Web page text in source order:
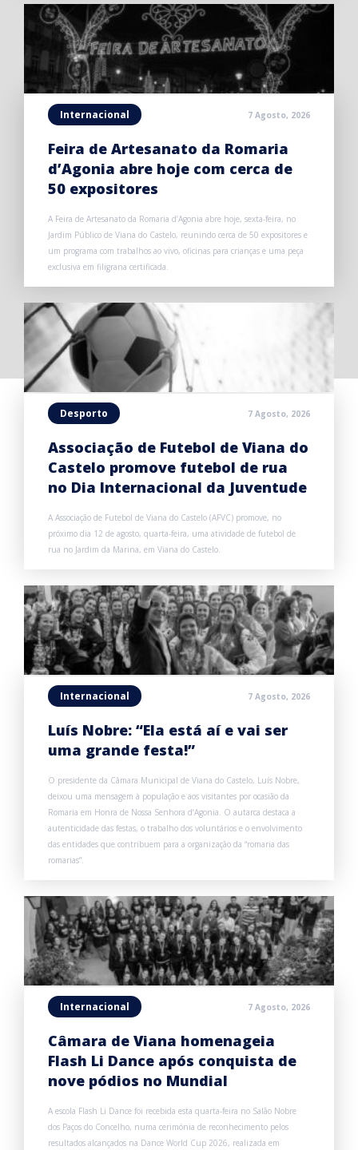
Internacional 7 Agosto, 2026
Feira de Artesanato da Romaria
d’Agonia abre hoje com cerca de
50 expositores
A Feira de Artesanato da Romaria d’Agonia abre hoje, sexta-feira, no
Jardim Público de Viana do Castelo, reunindo cerca de 50 expositores e
um programa com trabalhos ao vivo, oficinas para crianças e uma peça
exclusiva em filigrana certificada.
Desporto 7 Agosto, 2026
Associação de Futebol de Viana do
Castelo promove futebol de rua
no Dia Internacional da Juventude
A Associação de Futebol de Viana do Castelo (AFVC) promove, no
próximo dia 12 de agosto, quarta-feira, uma atividade de futebol de
rua no Jardim da Marina, em Viana do Castelo.
Internacional 7 Agosto, 2026
Luís Nobre: “Ela está aí e vai ser
uma grande festa!”
O presidente da Câmara Municipal de Viana do Castelo, Luís Nobre,
deixou uma mensagem à população e aos visitantes por ocasião da
Romaria em Honra de Nossa Senhora d’Agonia. O autarca destaca a
autenticidade das festas, o trabalho dos voluntários e o envolvimento
das entidades que contribuem para a organização da “romaria das
romarias”.
Internacional 7 Agosto, 2026
Câmara de Viana homenageia
Flash Li Dance após conquista de
nove pódios no Mundial
A escola Flash Li Dance foi recebida esta quarta-feira no Salão Nobre
dos Paços do Concelho, numa cerimónia de reconhecimento pelos
resultados alcançados na Dance World Cup 2026, realizada em